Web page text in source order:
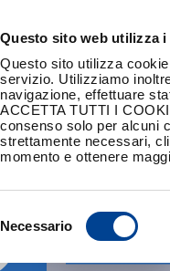
Questo sito web utilizza i
Questo sito utilizza
servizio. Utilizziamo
navigazione, effettuare
ACCETTA TUTTI I
consenso solo per alcuni
strettamente necessari,
momento e ottenere
del
NecessarioAmore